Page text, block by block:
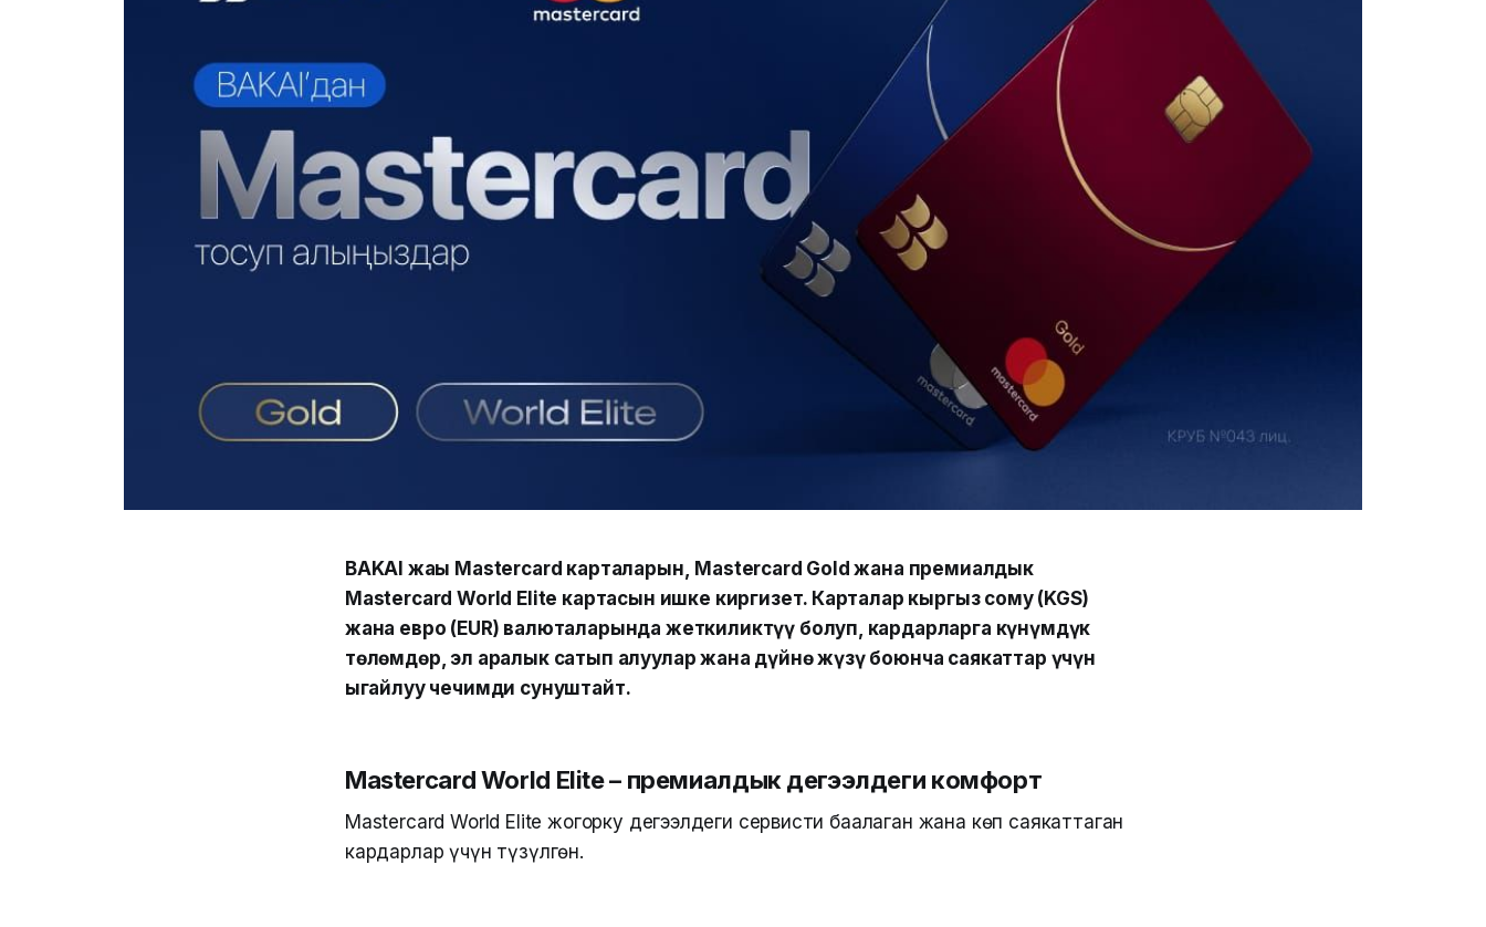
BAKAI жаңы Mastercard карталарын, Mastercard Gold жана премиалдык
Mastercard World Elite картасын ишке киргизет. Карталар кыргыз сому (KGS)
жана евро (EUR) валюталарында жеткиликтүү болуп, кардарларга күнүмдүк
төлөмдөр, эл аралык сатып алуулар жана дүйнө жүзү боюнча саякаттар үчүн
ыңгайлуу чечимди сунуштайт.
Mastercard World Elite – премиалдык деңгээлдеги комфорт
Mastercard World Elite жогорку деңгээлдеги сервисти баалаган жана көп саякаттаган
кардарлар үчүн түзүлгөн.